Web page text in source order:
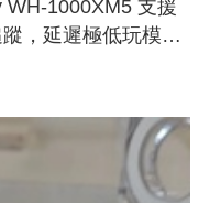
WH-1000XM5 支援
，延遲極低玩模擬